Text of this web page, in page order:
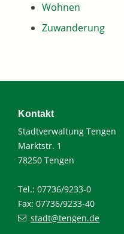
Wohnen
Zuwanderung
Kontakt
Stadtverwaltung Tengen
Marktstr. 1
78250 Tengen
Tel.: 07736/9233-0
Fax: 07736/9233-40
stadt@tengen.de